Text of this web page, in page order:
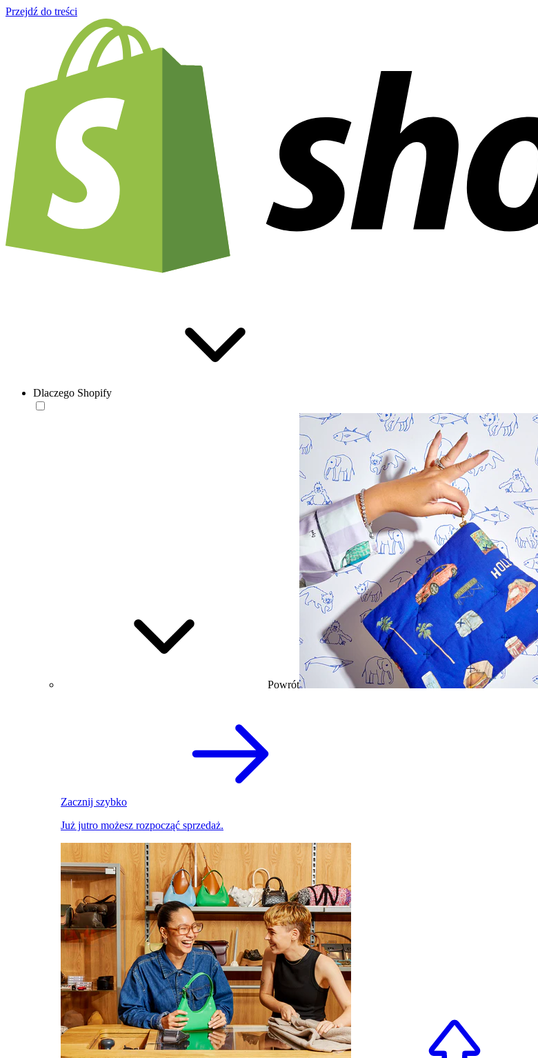
Przejdź do treści
Dlaczego Shopify
Powrót
Zacznij szybko
Już jutro możesz rozpocząć sprzedaż.